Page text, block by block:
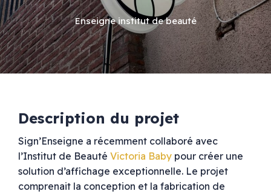
Enseigne institut de beauté
Description du projet
Sign’Enseigne a récemment collaboré avec
l’Institut de Beauté Victoria Baby pour créer une
solution d’affichage exceptionnelle. Le projet
comprenait la conception et la fabrication de